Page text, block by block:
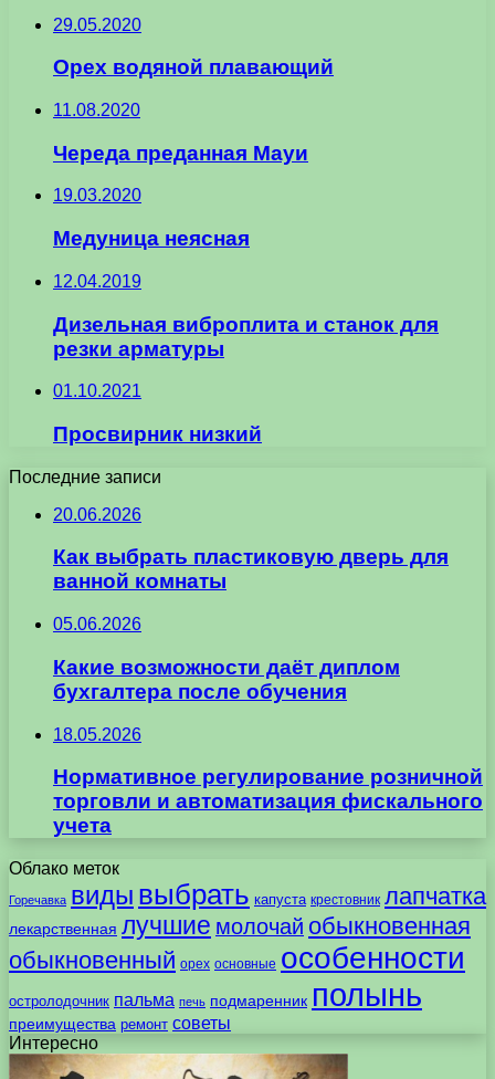
29.05.2020
Орех водяной плавающий
11.08.2020
Череда преданная Мауи
19.03.2020
Медуница неясная
12.04.2019
Дизельная виброплита и станок для
резки арматуры
01.10.2021
Просвирник низкий
Последние записи
20.06.2026
Как выбрать пластиковую дверь для
ванной комнаты
05.06.2026
Какие возможности даёт диплом
бухгалтера после обучения
18.05.2026
Нормативное регулирование розничной
торговли и автоматизация фискального
учета
Облако меток
Горечавка виды выбрать капуста крестовник лапчатка
лекарственная лучшие молочай обыкновенная
обыкновенный орех основные особенности
остролодочник пальма печь подмаренник полынь
преимущества ремонт советы
Интересно